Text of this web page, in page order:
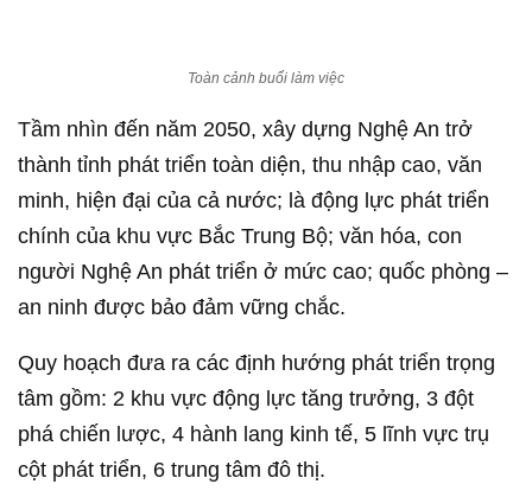
Toàn cảnh buổi làm việc
Tầm nhìn đến năm 2050, xây dựng Nghệ An trở
thành tỉnh phát triển toàn diện, thu nhập cao, văn
minh, hiện đại của cả nước; là động lực phát triển
chính của khu vực Bắc Trung Bộ; văn hóa, con
người Nghệ An phát triển ở mức cao; quốc phòng –
an ninh được bảo đảm vững chắc.
Quy hoạch đưa ra các định hướng phát triển trọng
tâm gồm: 2 khu vực động lực tăng trưởng, 3 đột
phá chiến lược, 4 hành lang kinh tế, 5 lĩnh vực trụ
cột phát triển, 6 trung tâm đô thị.